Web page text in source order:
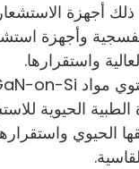
ذلك أجهزة
وأجهزة
واستقرارها.
الحيوية
الحيوي